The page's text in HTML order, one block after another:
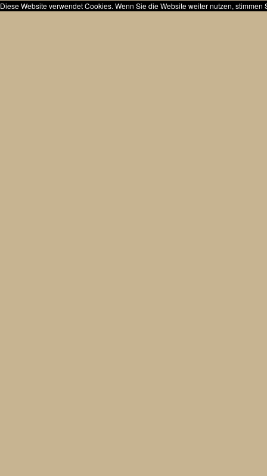
Diese Website verwendet Cookies. Wenn Sie die Website weiter nutzen,